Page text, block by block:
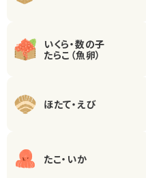
いくら・数の子
たらこ（魚卵）
ほたて・えび
たこ・いか